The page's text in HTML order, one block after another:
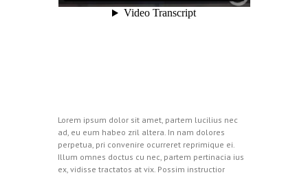
Lorem ipsum dolor sit amet, partem lucilius nec
ad, eu eum habeo zril altera. In nam dolores
perpetua, pri convenire ocurreret reprimique ei.
Illum omnes doctus cu nec, partem pertinacia ius
ex, vidisse tractatos at vix. Possim instructior